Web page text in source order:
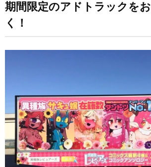
期間限定のアドトラックを
く！